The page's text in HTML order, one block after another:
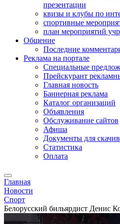
презентации
квизы и клубы по
спортивные
план мероприятий
Общение
Последние
Реклама на портале
Специальные
Прейскурант
Главная новость
Баннерная реклама
Каталог организаций
Объявления
Обслуживание сайтов
Афиша
Документы для
Статистика
Оплата
Главная
Новости
Спорт
Белорусский бильярдист Денис